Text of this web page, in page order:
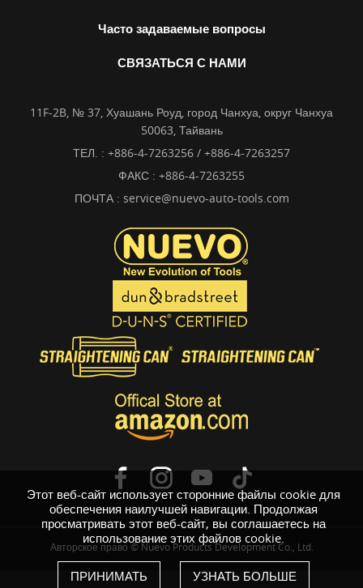
Этот веб-сайт использует сторонние файлы cookie для
обеспечения наилучшей навигации. Продолжая
просматривать этот веб-сайт, вы соглашаетесь на
использование этих файлов cookie.
ПРИНИМАТЬ УЗНАТЬ БОЛЬШЕ
Часто задаваемые вопросы
СВЯЗАТЬСЯ С НАМИ
11F-2B, № 37, Хуашань Роуд, город Чанхуа, округ Чанхуа
50063, Тайвань
ТЕЛ. : +886-4-7263256 / +886-4-7263257
ФАКС : +886-4-7263255
ПОЧТА : service@nuevo-auto-tools.com
Авторское право © Nuevo Products Development Co., Ltd.